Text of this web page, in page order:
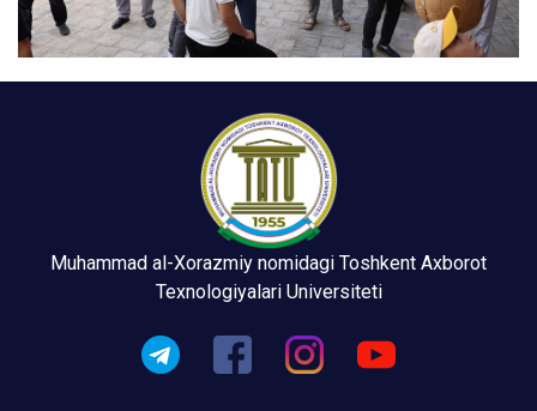
Muhammad al-Xorazmiy nomidagi Toshkent Axborot
Texnologiyalari Universiteti